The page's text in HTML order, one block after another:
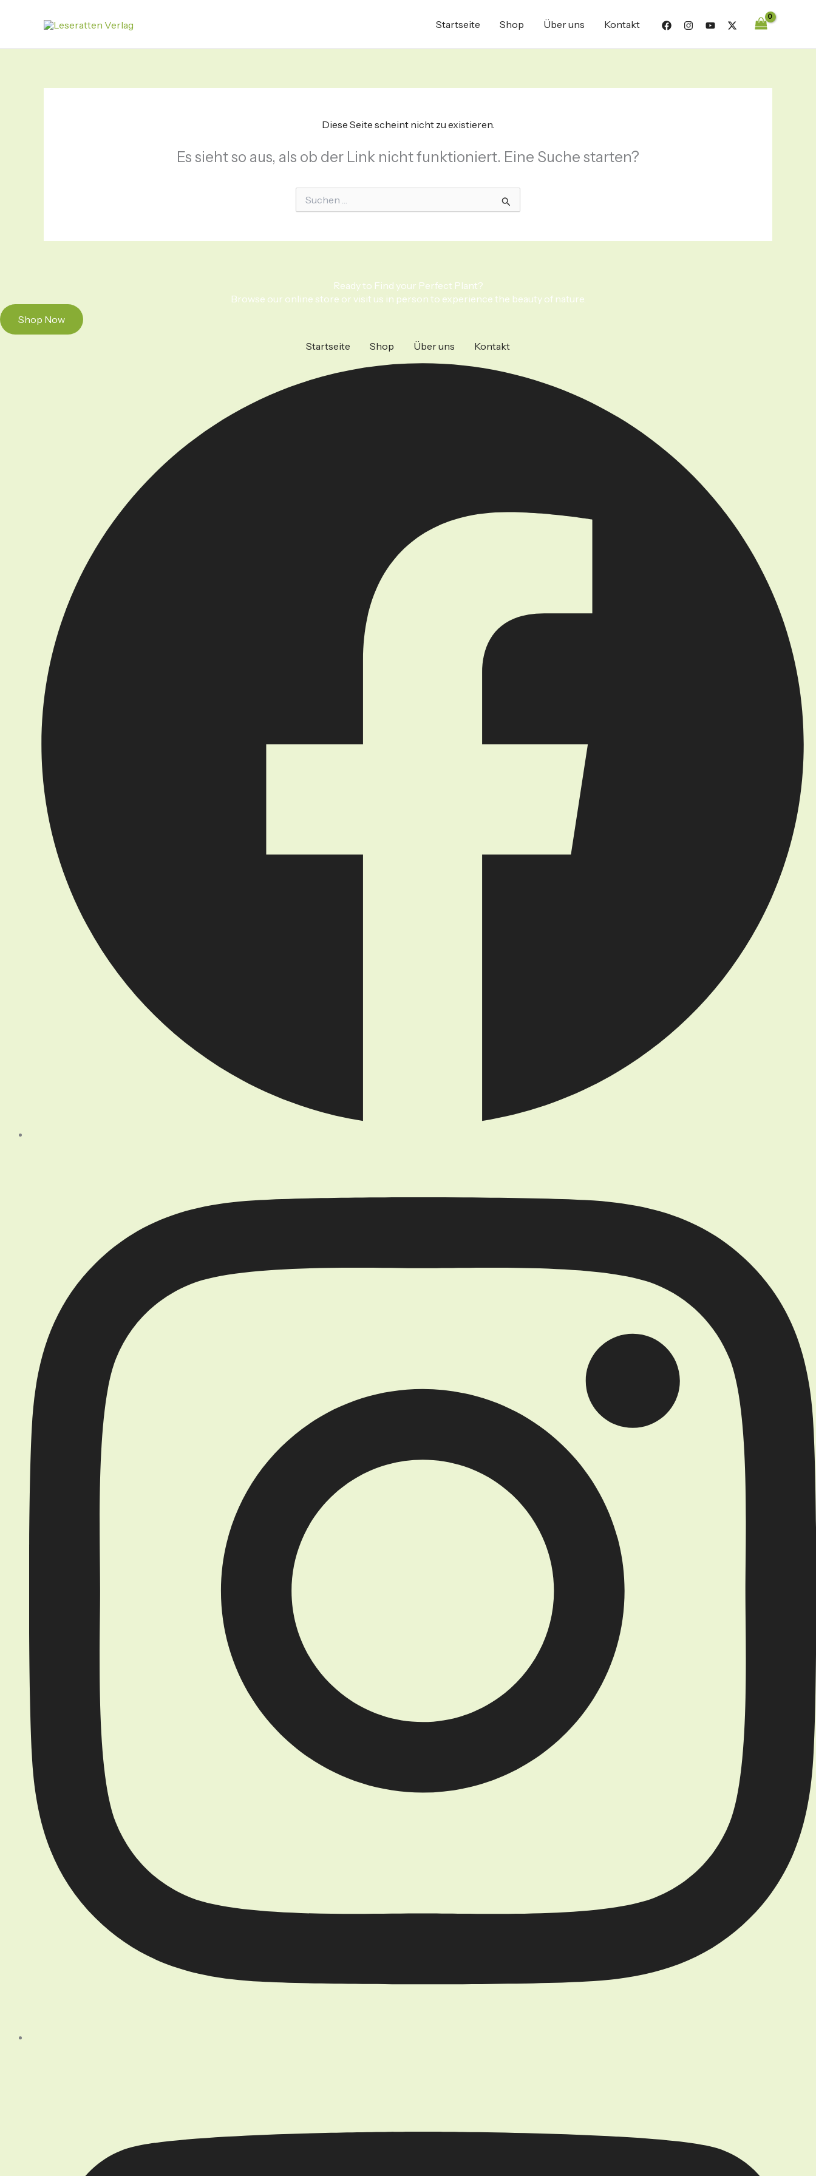
Startseite Shop Über uns Kontakt
Diese Seite scheint nicht zu existieren.
Es sieht so aus, als ob der Link nicht funktioniert. Eine Suche starten?
Suchen
nach:
Ready to Find your Perfect Plant?
Browse our online store or visit us in person to experience the beauty of nature.
Shop Now
Startseite Shop Über uns Kontakt